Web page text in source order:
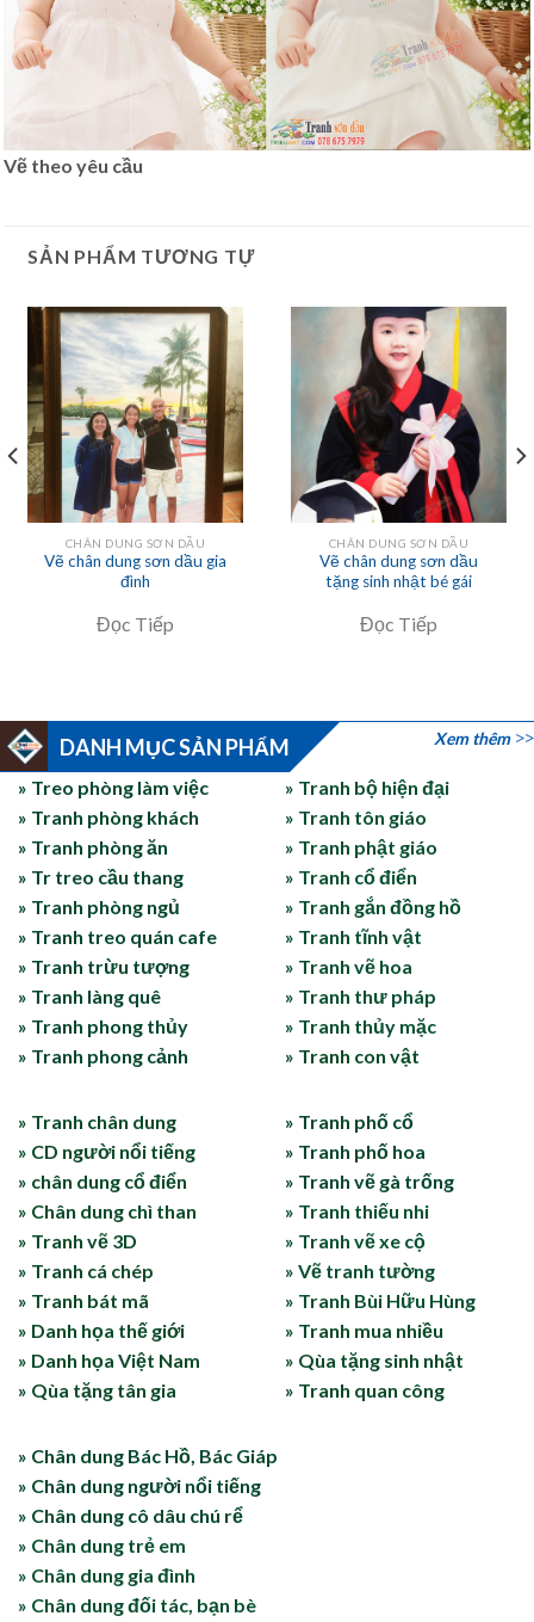
Vẽ theo yêu cầu
SẢN PHẨM TƯƠNG TỰ
CHÂN DUNG SƠN DẦU
Vẽ chân dung sơn dầu gia
đình
Đọc Tiếp
CHÂN DUNG SƠN DẦU
Vẽ chân dung sơn dầu
tặng sinh nhật bé gái
Đọc Tiếp
DANH MỤC SẢN PHẨM Xem thêm
» Treo phòng làm việc
» Tranh phòng khách
» Tranh phòng ăn
» Tr treo cầu thang
» Tranh phòng ngủ
» Tranh treo quán cafe
» Tranh trừu tượng
» Tranh làng quê
» Tranh phong thủy
» Tranh phong cảnh
» Tranh bộ hiện đại
» Tranh tôn giáo
» Tranh phật giáo
» Tranh cổ điển
» Tranh gắn đồng hồ
» Tranh tĩnh vật
» Tranh vẽ hoa
» Tranh thư pháp
» Tranh thủy mặc
» Tranh con vật
» Tranh chân dung
» CD người nổi tiếng
» chân dung cổ điển
» Chân dung chì than
» Tranh vẽ 3D
» Tranh cá chép
» Tranh bát mã
» Danh họa thế giới
» Danh họa Việt Nam
» Qùa tặng tân gia
» Tranh phố cổ
» Tranh phố hoa
» Tranh vẽ gà trống
» Tranh thiếu nhi
» Tranh vẽ xe cộ
» Vẽ tranh tường
» Tranh Bùi Hữu Hùng
» Tranh mua nhiều
» Qùa tặng sinh nhật
» Tranh quan công
» Chân dung Bác Hồ, Bác Giáp
» Chân dung người nổi tiếng
» Chân dung cô dâu chú rể
» Chân dung trẻ em
» Chân dung gia đình
» Chân dung đối tác, bạn bè